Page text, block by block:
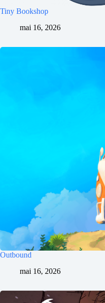
Tiny Bookshop
mai 16, 2026
Outbound
mai 16, 2026